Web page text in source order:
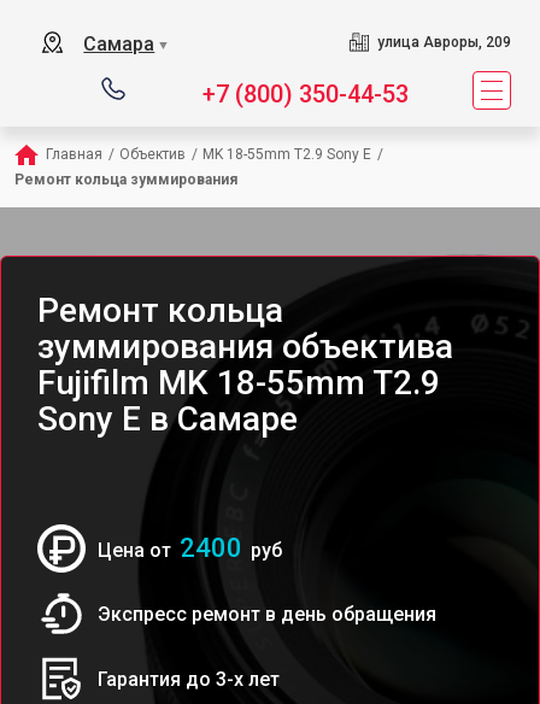
Самара ▼ улица Авроры, 209
+7 (800) 350-44-53
Главная / Объектив / MK 18-55mm T2.9 Sony E /
Ремонт кольца зуммирования
Ремонт кольца
зуммирования объектива
Fujifilm MK 18-55mm T2.9
Sony E в Самаре
Цена от 2400 руб
Экспресс ремонт в день обращения
Гарантия до 3-х лет